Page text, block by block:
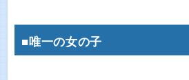
■唯一の女の子